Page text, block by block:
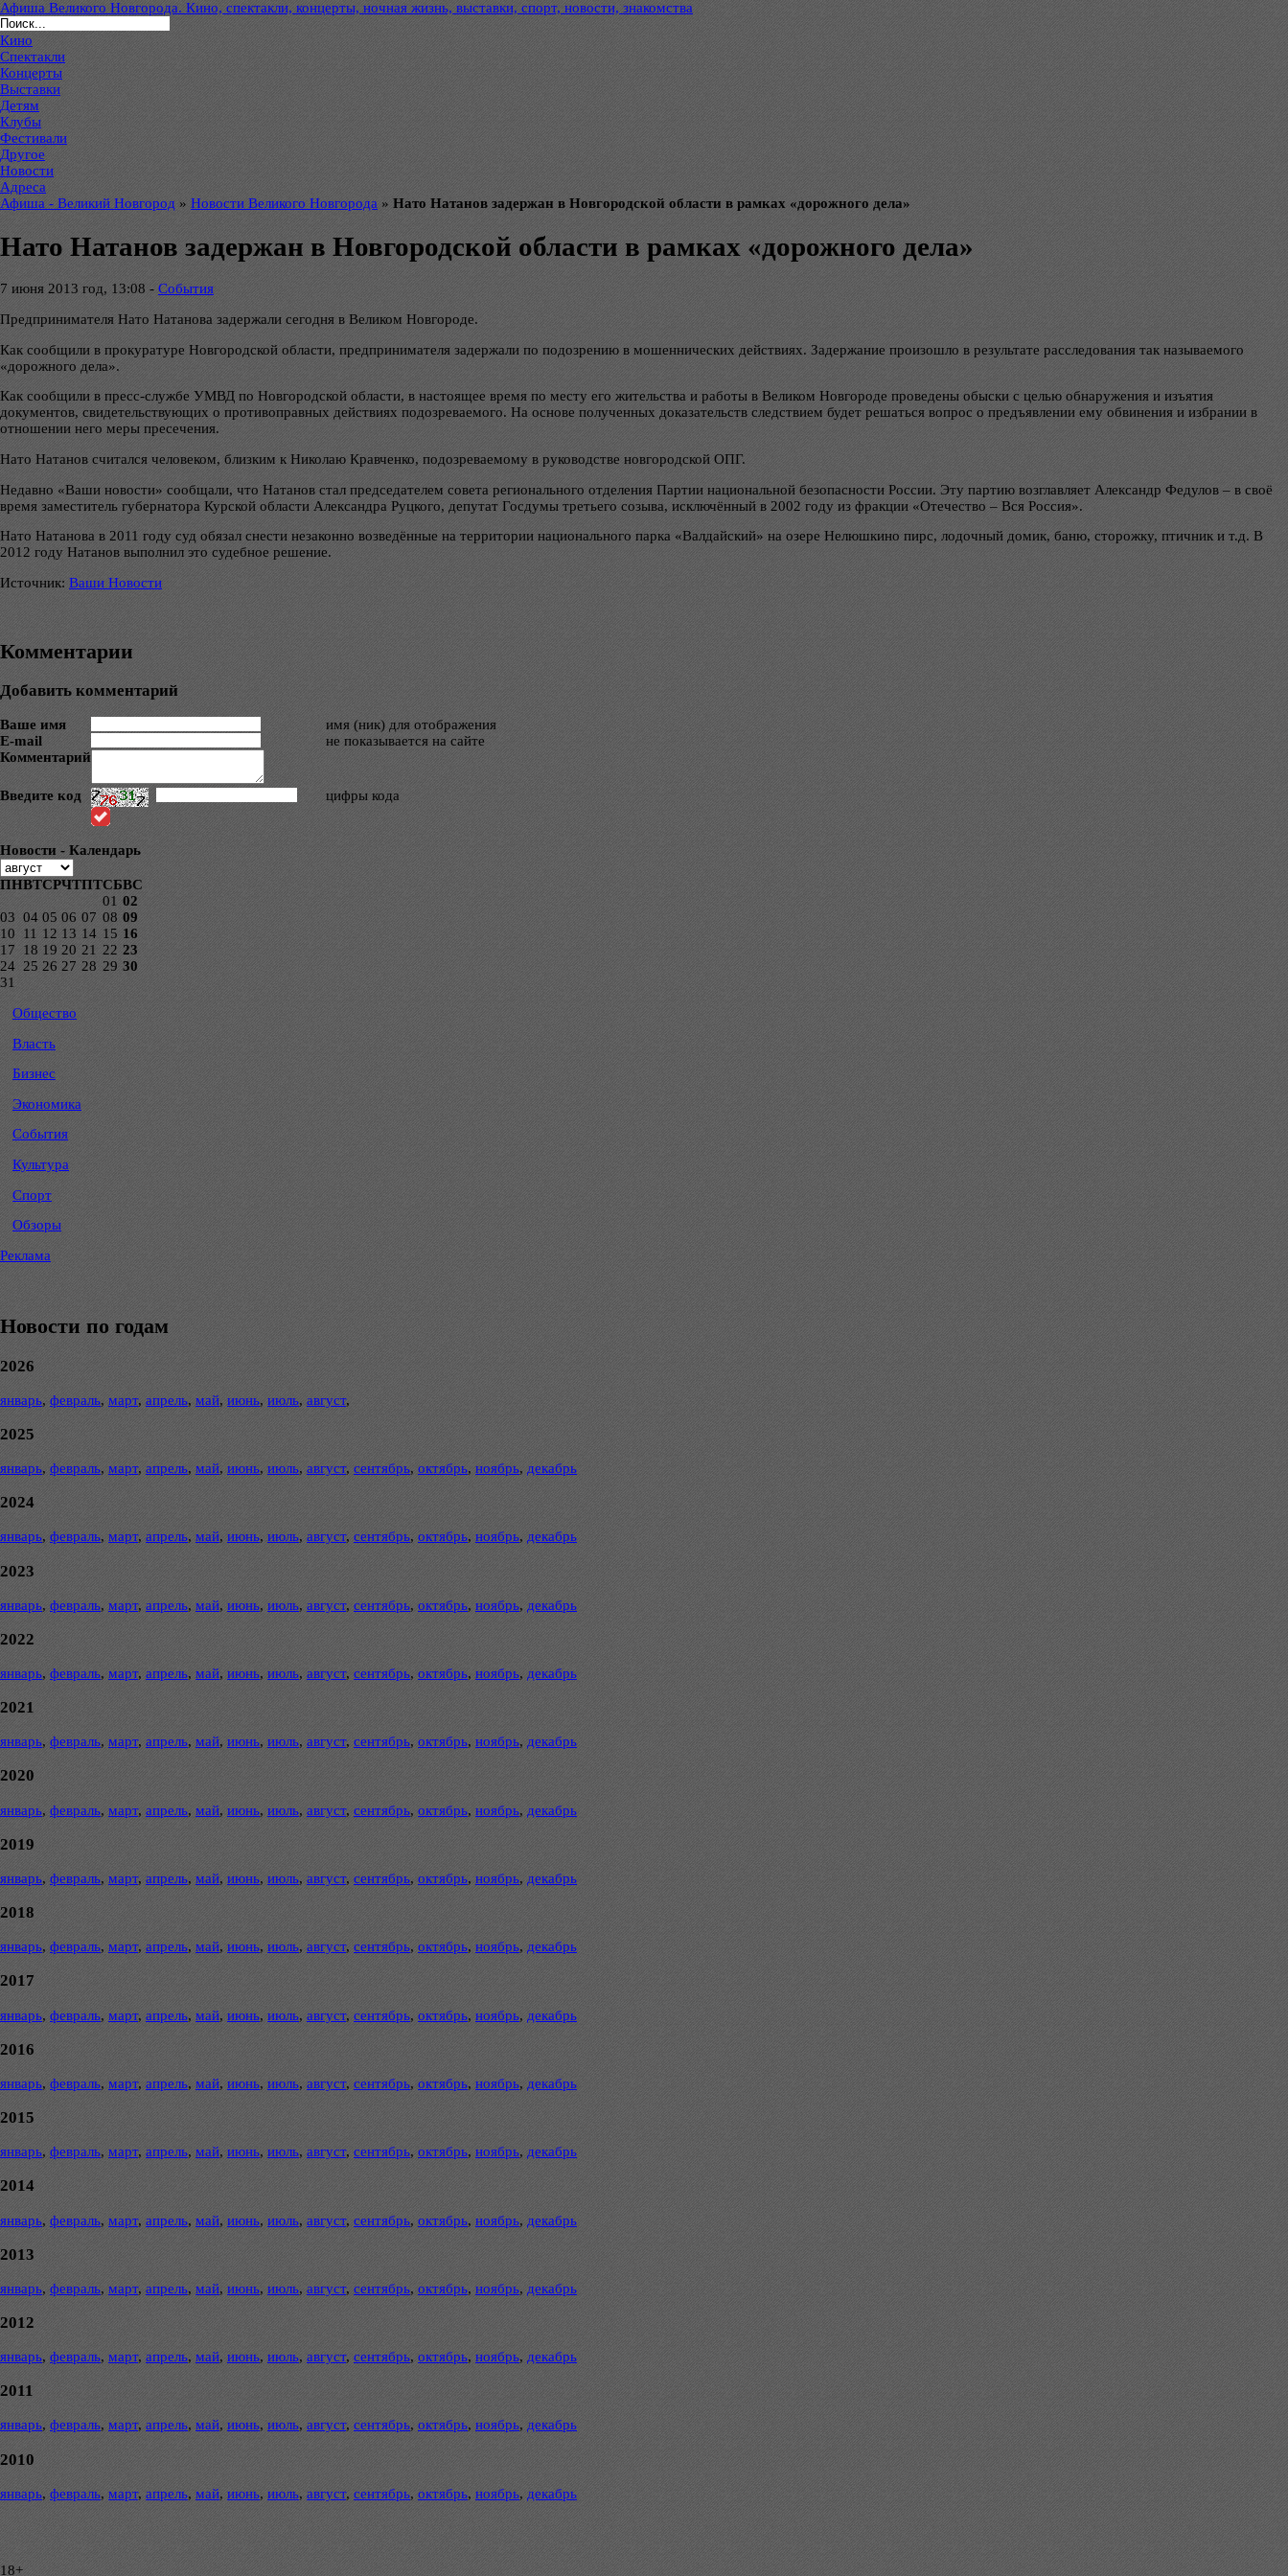
Афиша Великого Новгорода. Кино, спектакли, концерты, ночная жизнь, выставки, спорт, новости, знакомства
Кино
Спектакли
Концерты
Выставки
Детям
Клубы
Фестивали
Другое
Новости
Адреса
Афиша - Великий Новгород » Новости Великого Новгорода » Нато Натанов задержан в Новгородской области в рамках «дорожного дела»
Нато Натанов задержан в Новгородской области в рамках «дорожного дела»
7 июня 2013 год, 13:08 - Cобытия
Предпринимателя Нато Натанова задержали сегодня в Великом Новгороде.
Как сообщили в прокуратуре Новгородской области, предпринимателя задержали по подозрению в мошеннических действиях. Задержание произошло в результате расследования так называемого
«дорожного дела».
Как сообщили в пресс-службе УМВД по Новгородской области, в настоящее время по месту его жительства и работы в Великом Новгороде проведены обыски с целью обнаружения и изъятия
документов, свидетельствующих о противоправных действиях подозреваемого. На основе полученных доказательств следствием будет решаться вопрос о предъявлении ему обвинения и избрании в
отношении него меры пресечения.
Нато Натанов считался человеком, близким к Николаю Кравченко, подозреваемому в руководстве новгородской ОПГ.
Недавно «Ваши новости» сообщали, что Натанов стал председателем совета регионального отделения Партии национальной безопасности России. Эту партию возглавляет Александр Федулов – в своё
время заместитель губернатора Курской области Александра Руцкого, депутат Госдумы третьего созыва, исключённый в 2002 году из фракции «Отечество – Вся Россия».
Нато Натанова в 2011 году суд обязал снести незаконно возведённые на территории национального парка «Валдайский» на озере Нелюшкино пирс, лодочный домик, баню, сторожку, птичник и т.д. В
2012 году Натанов выполнил это судебное решение.
Источник: Ваши Новости
Комментарии
Добавить комментарий
Ваше имя
имя (ник) для отображения
E-mail
не показывается на сайте
Комментарий
Введите код цифры кода
Новости - Календарь
ПНВТСРЧТПТСБВС
01 02
03 04 05 06 07 08 09
10
11 12 13 14 15 16
17
18 19 20 21 22 23
24 25 26 27 28 29 30
31
Общество
Власть
Бизнес
Экономика
События
Культура
Спорт
Обзоры
Реклама
Новости по годам
2026
январь, февраль, март, апрель, май, июнь, июль, август,
2025
январь, февраль, март, апрель, май, июнь, июль, август, сентябрь, октябрь, ноябрь, декабрь
2024
январь, февраль, март, апрель, май, июнь, июль, август, сентябрь, октябрь, ноябрь, декабрь
2023
январь, февраль, март, апрель, май, июнь, июль, август, сентябрь, октябрь, ноябрь, декабрь
2022
январь, февраль, март, апрель, май, июнь, июль, август, сентябрь, октябрь, ноябрь, декабрь
2021
январь, февраль, март, апрель, май, июнь, июль, август, сентябрь, октябрь, ноябрь, декабрь
2020
январь, февраль, март, апрель, май, июнь, июль, август, сентябрь, октябрь, ноябрь, декабрь
2019
январь, февраль, март, апрель, май, июнь, июль, август, сентябрь, октябрь, ноябрь, декабрь
2018
январь, февраль, март, апрель, май, июнь, июль, август, сентябрь, октябрь, ноябрь, декабрь
2017
январь, февраль, март, апрель, май, июнь, июль, август, сентябрь, октябрь, ноябрь, декабрь
2016
январь, февраль, март, апрель, май, июнь, июль, август, сентябрь, октябрь, ноябрь, декабрь
2015
январь, февраль, март, апрель, май, июнь, июль, август, сентябрь, октябрь, ноябрь, декабрь
2014
январь, февраль, март, апрель, май, июнь, июль, август, сентябрь, октябрь, ноябрь, декабрь
2013
январь, февраль, март, апрель, май, июнь, июль, август, сентябрь, октябрь, ноябрь, декабрь
2012
январь, февраль, март, апрель, май, июнь, июль, август, сентябрь, октябрь, ноябрь, декабрь
2011
январь, февраль, март, апрель, май, июнь, июль, август, сентябрь, октябрь, ноябрь, декабрь
2010
январь, февраль, март, апрель, май, июнь, июль, август, сентябрь, октябрь, ноябрь, декабрь
18+